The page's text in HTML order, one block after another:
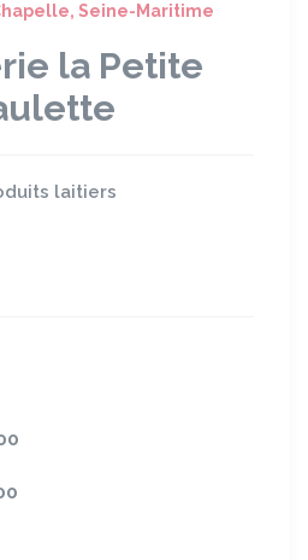
Seine-Maritime
la Petite
laitiers